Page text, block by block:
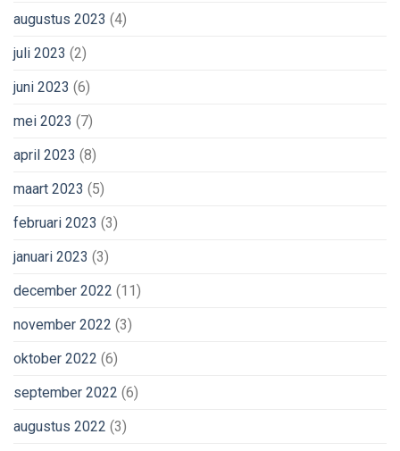
augustus 2023 (4)
juli 2023 (2)
juni 2023 (6)
mei 2023 (7)
april 2023 (8)
maart 2023 (5)
februari 2023 (3)
januari 2023 (3)
december 2022 (11)
november 2022 (3)
oktober 2022 (6)
september 2022 (6)
augustus 2022 (3)